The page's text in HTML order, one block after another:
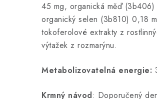
45 mg, organická měď
organický selen (3b810) 0,18
tokoferolové extrakty z
výtažek z rozmarýnu.
Metabolizovatelná energie:
Krmný návod: Doporučený